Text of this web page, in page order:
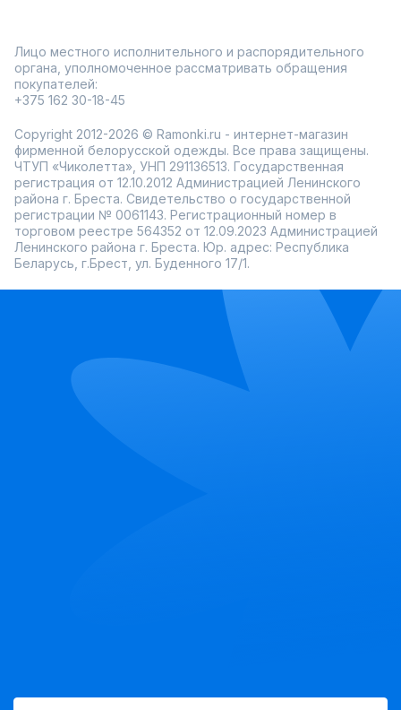
Лицо местного исполнительного и распорядительного
органа, уполномоченное рассматривать обращения
покупателей:
+375 162 30-18-45
Copyright 2012-2026 © Ramonki.ru - интернет-магазин
фирменной белорусской одежды. Все права защищены.
ЧТУП «Чиколетта», УНП 291136513. Государственная
регистрация от 12.10.2012 Администрацией Ленинского
района г. Бреста. Свидетельство о государственной
регистрации № 0061143. Регистрационный номер в
торговом реестре 564352 от 12.09.2023 Администрацией
Ленинского района г. Бреста. Юр. адрес: Республика
Беларусь, г.Брест, ул. Буденного 17/1.